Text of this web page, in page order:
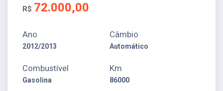
R$ 72.000,00
Ano
2012/2013
Câmbio
Automático
Combustível
Gasolina
Km
86000